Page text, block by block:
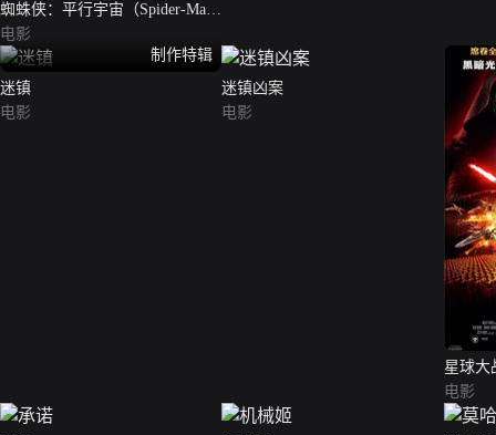
蜘蛛侠：平行宇宙（Spider-Man:
Into the Spider-Verse）（普通话
版）
电影
制作特辑
迷镇
电影
迷镇凶案
电影
星球大
电影